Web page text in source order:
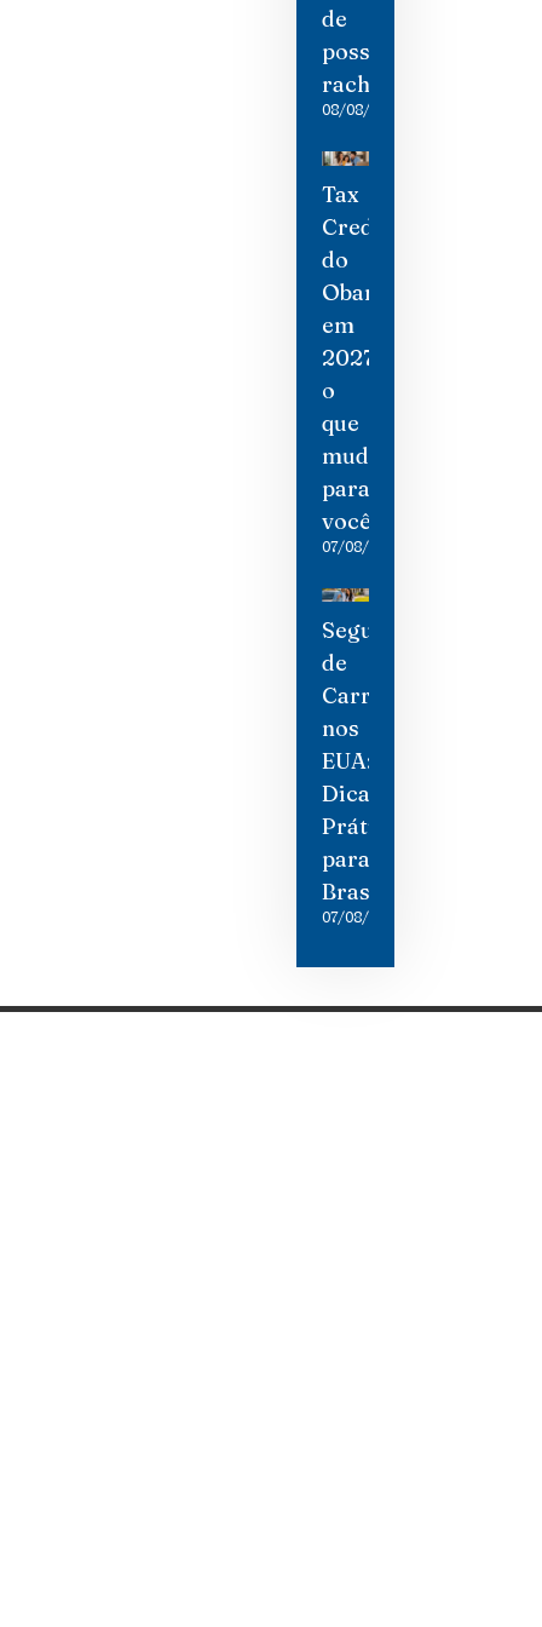
de
possíveis
rachaduras
08/08/2026
Tax
Credit
do
Obamacare
em
2027:
o
que
mudou
para
você
07/08/2026
Seguro
de
Carro
nos
EUA:
Dicas
Práticas
para
Brasileiros
07/08/2026